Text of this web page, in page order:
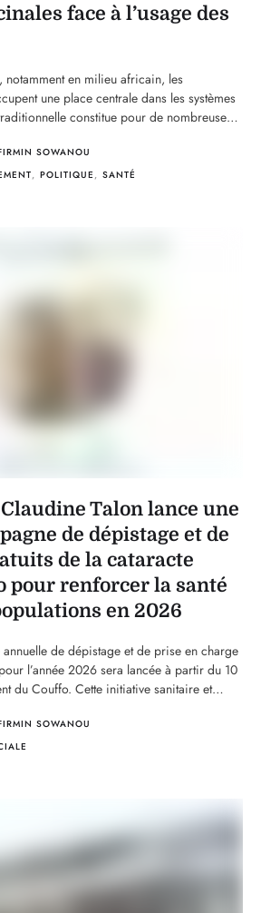
face à l’usage des
notamment en milieu africain, les
une place centrale dans les systèmes
constitue pour de nombreuses
repose essentiellement sur l’utilisation des
de la biodiversité locale, un patrimoine
SOWANOU
, POLITIQUE , SANTÉ
Talon lance une
de dépistage et de
de la cataracte
pour renforcer la santé
en 2026
de dépistage et de prise en charge
l’année 2026 sera lancée à partir du 10
du Couffo. Cette initiative sanitaire et
À travers cette action de solidarité, …
SOWANOU